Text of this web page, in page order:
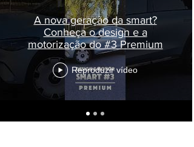
A nova geração da smart?
Conheça o design e a
motorização do #3 Premium
Reproduzir vídeo